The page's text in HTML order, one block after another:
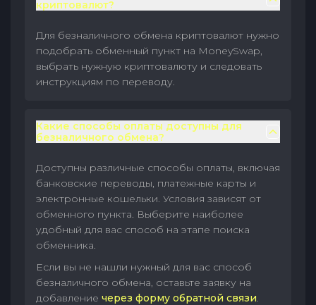
криптовалют?
Для безналичного обмена криптовалют нужно
подобрать обменный пункт на MoneySwap,
выбрать нужную криптовалюту и следовать
инструкциям по переводу.
Какие способы оплаты доступны для
безналичного обмена?
Доступны различные способы оплаты, включая
банковские переводы, платежные карты и
электронные кошельки. Условия зависят от
обменного пункта. Выберите наиболее
удобный для вас способ на этапе поиска
обменника.
Если вы не нашли нужный для вас способ
безналичного обмена, оставьте заявку на
добавление через форму обратной связи.